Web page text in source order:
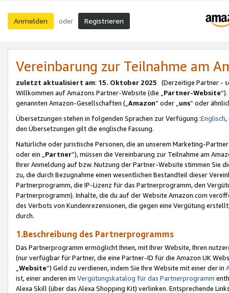
Anmelden oder Registrieren
Vereinbarung zur Teilnahme am
zuletzt aktualisiert am: 15. Oktober 2025 (Derzeitige Partner -
Willkommen auf Amazons Partner-Website (die „Partner-Website
genannten Amazon-Gesellschaften („Amazon“ oder „uns“ oder
Übersetzungen stehen in folgenden Sprachen zur Verfügung :Englisch,
den Übersetzungen gilt die englische Fassung.
Natürliche oder juristische Personen, die an unserem Marketing-
oder ein „Partner“), müssen die Vereinbarung zur Teilnahme am
Ihrer Anmeldung auf bzw. Nutzung der Partner-Website stimmen Sie
zu, die durch Bezugnahme einen wesentlichen Bestandteil dieser
Partnerprogramm, die IP-Lizenz für das Partnerprogramm, den
Partnerprogramm). Inhalte, die du auf der Website Amazon.com
des Verbots von Kundenrezensionen, die gegen eine Vergütung
durch.
1.Beschreibung des Partnerprogramms
Das Partnerprogramm ermöglicht Ihnen, mit Ihrer Website, Ihren
(nur verfügbar für Partner, die eine Partner-ID für die Amazon UK
Website“) Geld zu verdienen, indem Sie Ihre Website mit einer der in
ist, einer anderen im Vergütungskatalog für das Partnerprogramm
Alexa Skill (über das Alexa Shopping Kit) verlinken. Entsprechende